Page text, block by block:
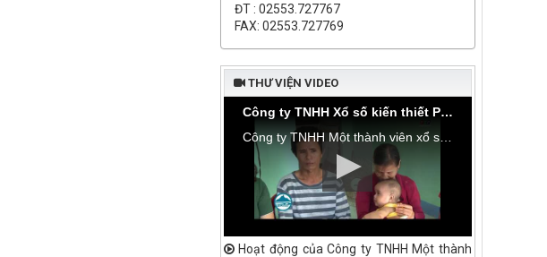
ĐT : 02553.727767
FAX: 02553.727769
THƯ VIỆN VIDEO
Công ty TNHH Xổ số kiến thiết Phú Yên bàn giao nhà tình thương tại thôn Hòa Đa, xã An Mỹ
Công ty TNHH Một thành viên xổ số kiến thiết Phú Yên bàn giao nhà tình thương tại thôn Hòa Đa, xã An Mỹ, huyện Tuy An
Hoạt động của Công ty TNHH Một thành